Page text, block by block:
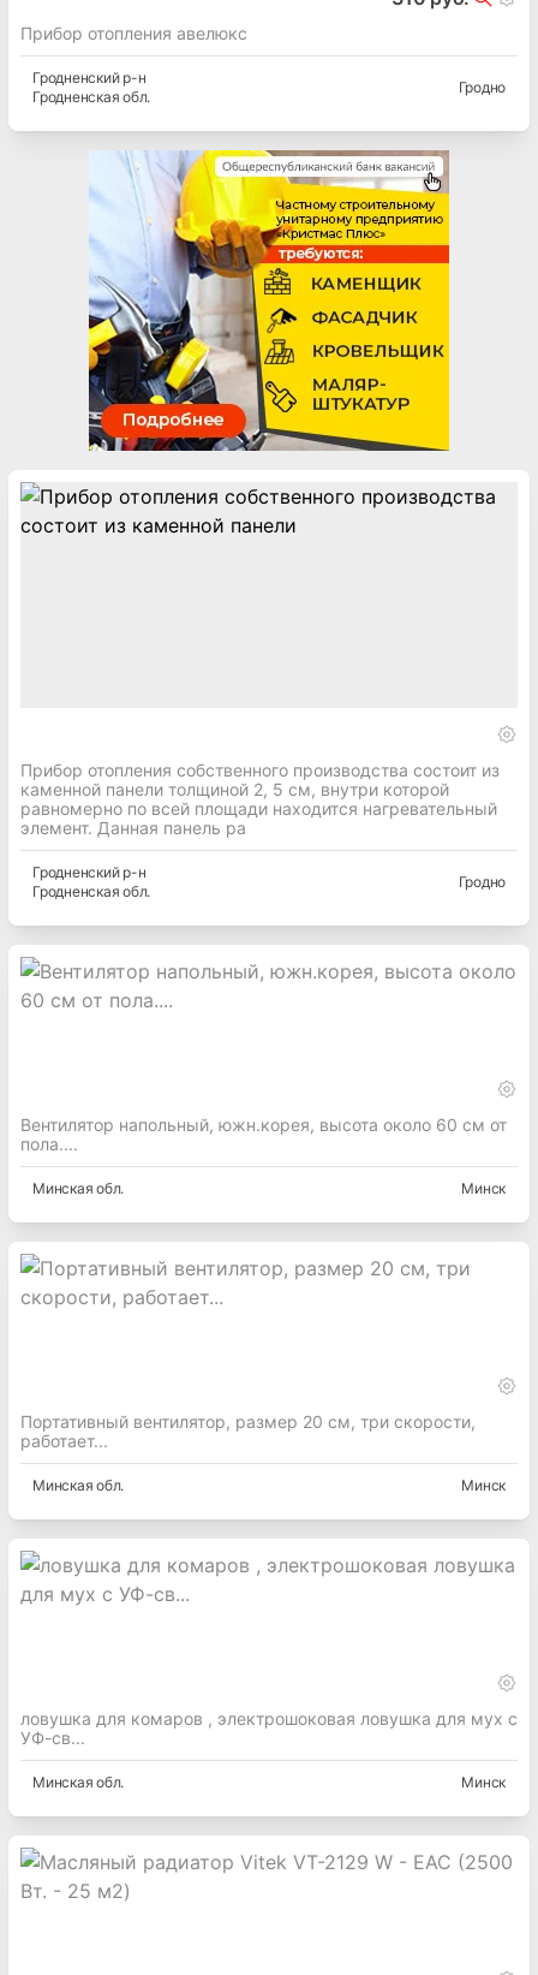
Прибор отопления авелюкс
Гродненскийр-н
Гродненская обл.
Гродно
Прибор отопления собственного производства состоит из
каменной панели толщиной 2, 5 см, внутри которой
равномерно по всей площади находится нагревательный
элемент. Данная панель ра
Гродненскийр-н
Гродненская обл.
Гродно
Вентилятор напольный, южн.корея, высота около 60 см от
пола....
Минская обл. Минск
Портативный вентилятор, размер 20 см, три скорости,
работает...
Минская обл. Минск
ловушка для комаров , электрошоковая ловушка для мух с
УФ-св...
Минская обл. Минск